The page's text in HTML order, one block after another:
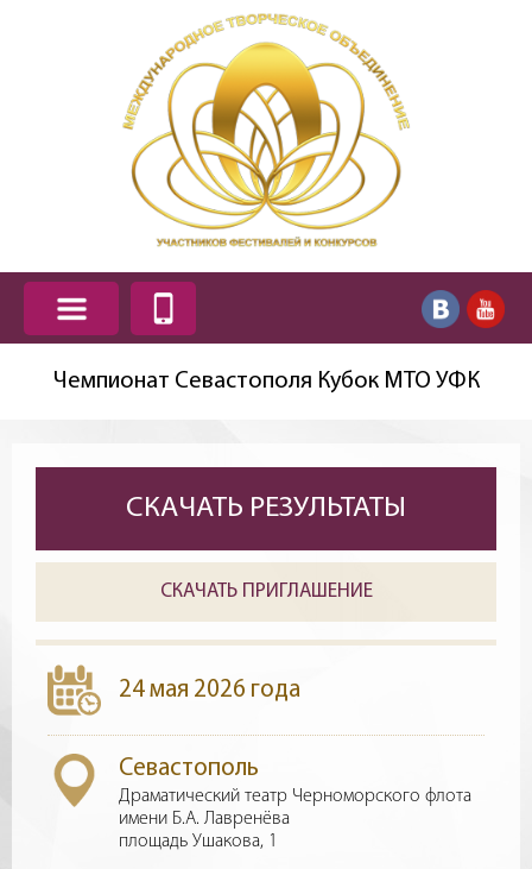
Чемпионат Севастополя Кубок МТО УФК
СКАЧАТЬ РЕЗУЛЬТАТЫ
СКАЧАТЬ ПРИГЛАШЕНИЕ
24 мая 2026 года
Севастополь
Драматический театр Черноморского флота
имени Б.А. Лавренёва
площадь Ушакова, 1